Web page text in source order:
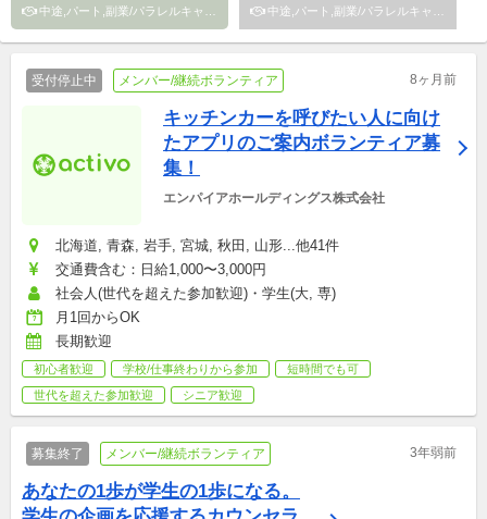
寺・立ち上げ期
中途,パート,副業/パラレルキャリア 中途,パート,副業/パラレルキャリア
受付停止中 メンバー/継続ボランティア 8ヶ月前
キッチンカーを呼びたい人に向け
たアプリのご案内ボランティア募
集！
エンパイアホールディングス株式会社
北海道, 青森, 岩手, 宮城, 秋田, 山形...他41件
交通費含む：日給1,000〜3,000円
社会人(世代を超えた参加歓迎)・学生(大, 専)
月1回からOK
長期歓迎
初心者歓迎 学校/仕事終わりから参加
短時間でも可
世代を超えた参加歓迎
シニア歓迎
募集終了 メンバー/継続ボランティア 3年弱前
あなたの1歩が学生の1歩になる。